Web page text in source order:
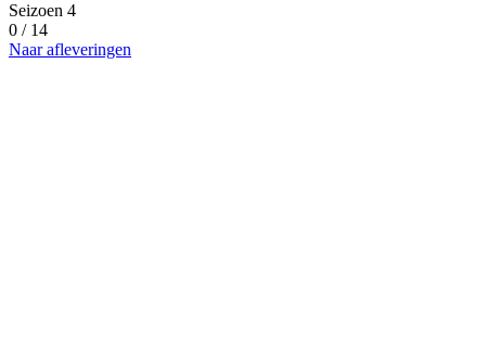
Seizoen 4
0 / 14
Naar afleveringen